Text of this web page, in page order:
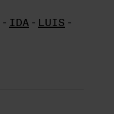
- IDA - LUIS -